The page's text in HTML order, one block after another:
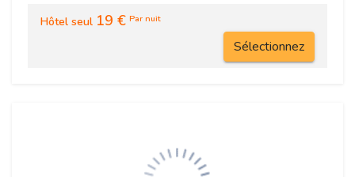
Hôtel seul 19 € Par nuit
Sélectionnez